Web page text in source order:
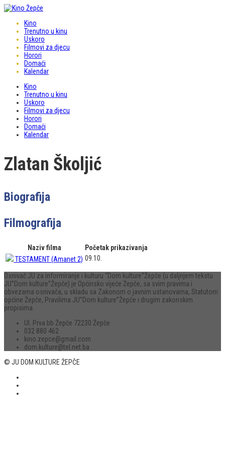
Kino
Trenutno u kinu
Uskoro
Filmovi za djecu
Horori
Domaći
Kalendar
Kino
Trenutno u kinu
Uskoro
Filmovi za djecu
Horori
Domaći
Kalendar
Zlatan Školjić
Biografija
Filmografija
Naziv filma
Početak prikazivanja
TESTAMENT (Amanet 2) 09.10.
Osnivač JU za informiranje i kulturu “Dom kulture“Žepče (u daljnjem tekstu
JU”Dom kulture”Žepče) je Općinsko vijeće Žepče, sa svim pravima i
obvezama osnivača, u skladu sa Zakonom o javnim ustanovama, Statutom
općine Žepče, Pravilima JU”Dom kulture”Žepče i drugim zakonskim
propisima.
Ul. Prva bb Žepče 72230 Žepče
032 880 462
kino.zepce@gmail.com
dom.kulture@tel.net.ba
© JU DOM KULTURE ŽEPČE